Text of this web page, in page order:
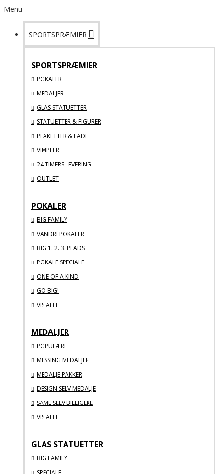
Menu
SPORTSPRÆMIER
SPORTSPRÆMIER
POKALER
MEDALJER
GLAS STATUETTER
STATUETTER & FIGURER
PLAKETTER & FADE
VIMPLER
24 TIMERS LEVERING
OUTLET
POKALER
BIG FAMILY
VANDREPOKALER
BIG 1. 2. 3. PLADS
POKALE SPECIALE
ONE OF A KIND
GO BIG!
VIS ALLE
MEDALJER
POPULÆRE
MESSING MEDALJER
MEDALJE PAKKER
DESIGN SELV MEDALJE
SAML SELV BILLIGERE
VIS ALLE
GLAS STATUETTER
BIG FAMILY
SPECIALE